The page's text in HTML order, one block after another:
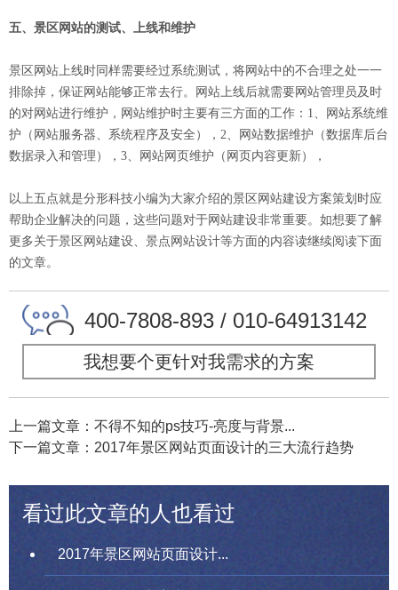
五、景区网站的测试、上线和维护
景区网站上线时同样需要经过系统测试，将网站中的不合理之处一一
排除掉，保证网站能够正常去行。网站上线后就需要网站管理员及时
的对网站进行维护，网站维护时主要有三方面的工作：1、网站系统维
护（网站服务器、系统程序及安全），2、网站数据维护（数据库后台
数据录入和管理），3、网站网页维护（网页内容更新），
以上五点就是分形科技小编为大家介绍的景区网站建设方案策划时应
帮助企业解决的问题，这些问题对于网站建设非常重要。如想要了解
更多关于景区网站建设、景点网站设计等方面的内容读继续阅读下面
的文章。
400-7808-893 / 010-64913142
我想要个更针对我需求的方案
上一篇文章：不得不知的ps技巧-亮度与背景...
下一篇文章：2017年景区网站页面设计的三大流行趋势
看过此文章的人也看过
2017年景区网站页面设计...